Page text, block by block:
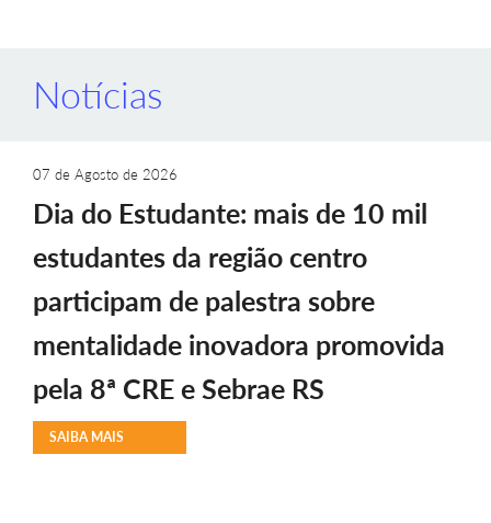
Notícias
07 de Agosto de 2026
Dia do Estudante: mais de 10 mil
estudantes da região centro
participam de palestra sobre
mentalidade inovadora promovida
pela 8ª CRE e Sebrae RS
SAIBA MAIS